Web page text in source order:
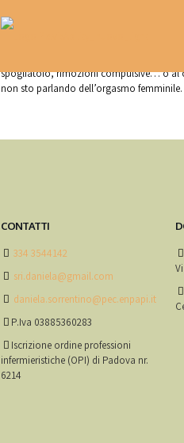
spogliatoio, rimozioni compulsive… o al
non sto parlando dell’orgasmo
CONTATTI
334 3544142
sri.daniela@gmail.com
daniela.sorrentino@pec.enpapi.it
P.Iva 03885360283
Iscrizione ordine professioni
infermieristiche (OPI) di Padova nr.
6214